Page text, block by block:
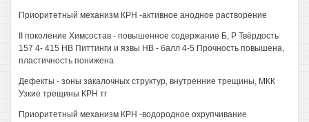
Приоритетный механизм КРН -активное анодное растворение
II поколение Химсостав - повышенное содержание Б, Р Твёрдость
157 4- 415 НВ Питтинги и язвы НВ - балл 4-5 Прочность повышена,
пластичность понижена
Дефекты - зоны закалочных структур, внутренние трещины, МКК
Узкие трещины КРН тг
Приоритетный механизм КРН -водородное охрупчивание